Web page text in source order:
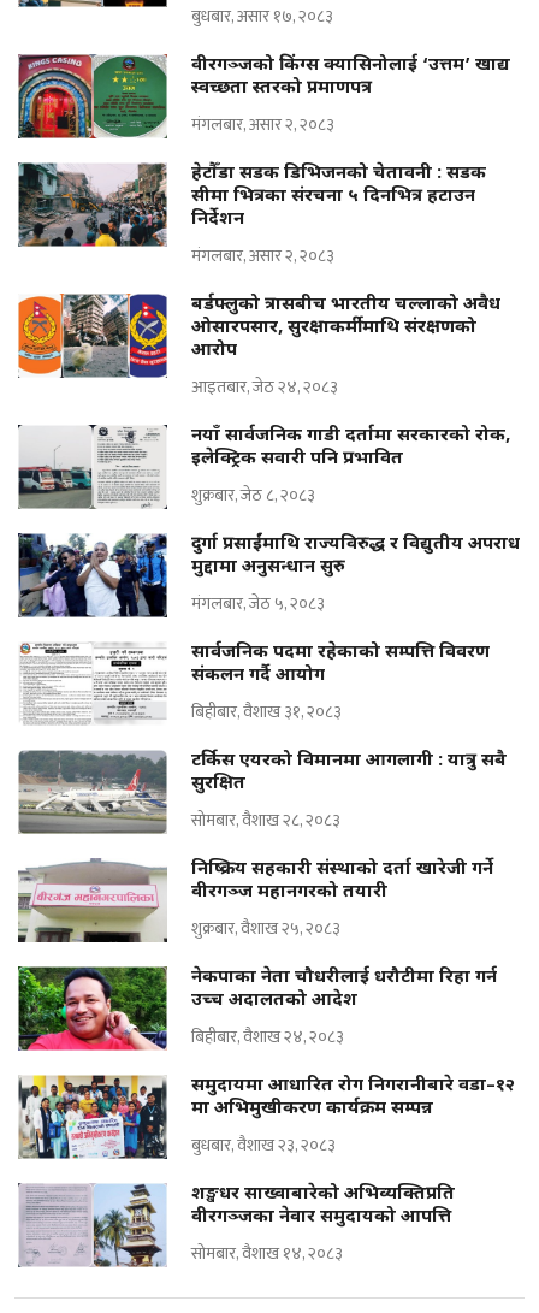
बुधबार, असार १७, २०८३
वीरगञ्जको किंग्स क्यासिनोलाई ‘उत्तम’ खाद्य
स्वच्छता स्तरको प्रमाणपत्र
मंगलबार, असार २, २०८३
हेटौँडा सडक डिभिजनको चेतावनी : सडक
सीमा भित्रका संरचना ५ दिनभित्र हटाउन
निर्देशन
मंगलबार, असार २, २०८३
बर्डफ्लुको त्रासबीच भारतीय चल्लाको अवैध
ओसारपसार, सुरक्षाकर्मीमाथि संरक्षणको
आरोप
आइतबार, जेठ २४, २०८३
नयाँ सार्वजनिक गाडी दर्तामा सरकारको रोक,
इलेक्ट्रिक सवारी पनि प्रभावित
शुक्रबार, जेठ ८, २०८३
दुर्गा प्रसाईंमाथि राज्यविरुद्ध र विद्युतीय अपराध
मुद्दामा अनुसन्धान सुरु
मंगलबार, जेठ ५, २०८३
सार्वजनिक पदमा रहेकाको सम्पत्ति विवरण
संकलन गर्दै आयोग
बिहीबार, वैशाख ३१, २०८३
टर्किस एयरको विमानमा आगलागी : यात्रु सबै
सुरक्षित
सोमबार, वैशाख २८, २०८३
निष्क्रिय सहकारी संस्थाको दर्ता खारेजी गर्ने
वीरगञ्ज महानगरको तयारी
शुक्रबार, वैशाख २५, २०८३
नेकपाका नेता चौधरीलाई धरौटीमा रिहा गर्न
उच्च अदालतको आदेश
बिहीबार, वैशाख २४, २०८३
समुदायमा आधारित रोग निगरानीबारे वडा–१२
मा अभिमुखीकरण कार्यक्रम सम्पन्न
बुधबार, वैशाख २३, २०८३
शङ्खधर साख्वाबारेको अभिव्यक्तिप्रति
वीरगञ्जका नेवार समुदायको आपत्ति
सोमबार, वैशाख १४, २०८३